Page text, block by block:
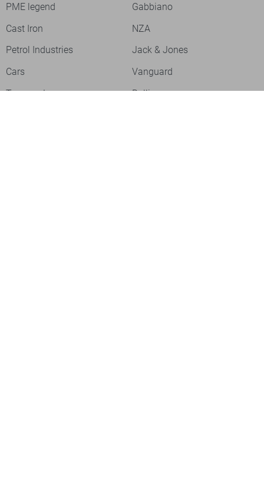
PME legend
Gabbiano
Cast Iron
NZA
Petrol Industries
Jack & Jones
Cars
Vanguard
Tommy Jeans
Ballin